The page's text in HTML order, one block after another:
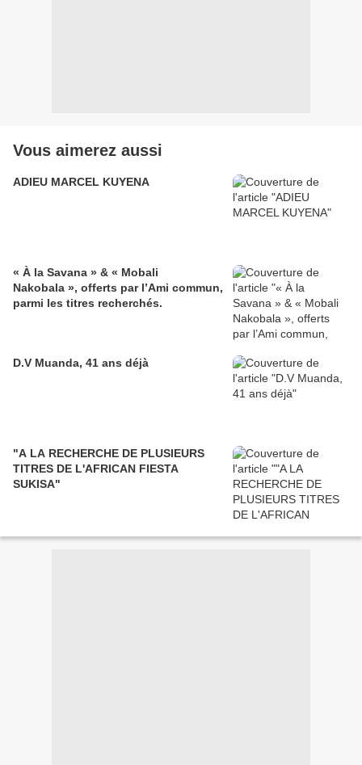
Vous aimerez aussi
ADIEU MARCEL KUYENA
« À la Savana » & « Mobali
Nakobala », offerts par l’Ami commun,
parmi les titres recherchés.
D.V Muanda, 41 ans déjà
"A LA RECHERCHE DE PLUSIEURS
TITRES DE L'AFRICAN FIESTA
SUKISA"